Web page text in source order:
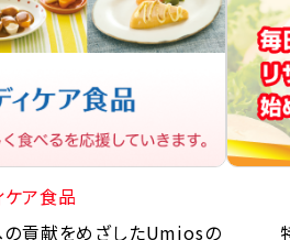
ケア食品
の貢献をめざしたUmiosの